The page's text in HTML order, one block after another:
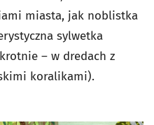
miasta, jak noblistka
sylwetka
– w dredach z
koralikami).